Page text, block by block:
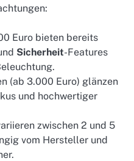
Euro bieten bereits
Sicherheit-Features
(ab 3.000 Euro) glänzen
und hochwertiger
zwischen 2 und 5
vom Hersteller und